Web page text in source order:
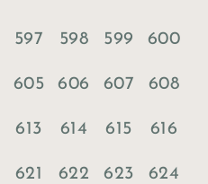
597 598 599 600
605 606 607 608
613 614 615 616
621 622 623 624